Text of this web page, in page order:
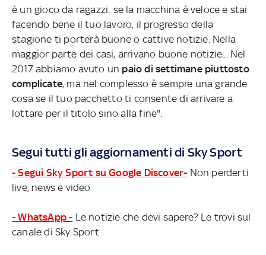
è un gioco da ragazzi: se la macchina è veloce e stai
facendo bene il tuo lavoro, il progresso della
stagione ti porterà buone o cattive notizie. Nella
maggior parte dei casi, arrivano buone notizie... Nel
2017 abbiamo avuto un paio di settimane piuttosto
complicate, ma nel complesso è sempre una grande
cosa se il tuo pacchetto ti consente di arrivare a
lottare per il titolo sino alla fine".
Segui tutti gli aggiornamenti di Sky Sport
- Segui Sky Sport su Google Discover- Non perderti
live, news e video
- WhatsApp - Le notizie che devi sapere? Le trovi sul
canale di Sky Sport